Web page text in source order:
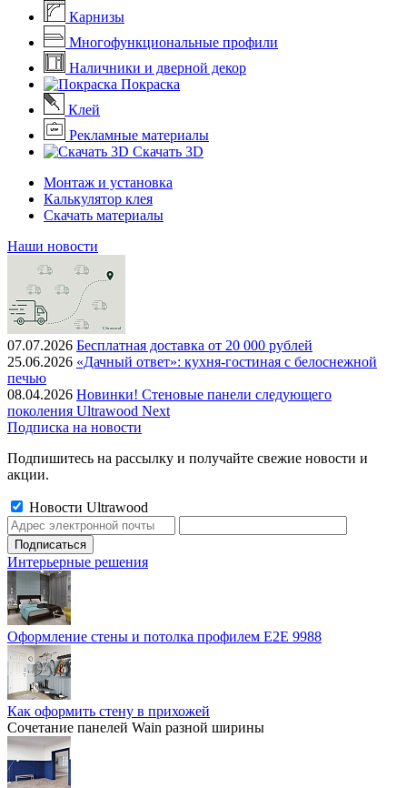
Карнизы
Многофункциональные профили
Наличники и дверной декор
Покраска
Клей
Рекламные материалы
Скачать 3D
Монтаж и установка
Калькулятор клея
Скачать материалы
Наши новости
07.07.2026 Бесплатная доставка от 20 000 рублей
25.06.2026 «Дачный ответ»: кухня-гостиная с белоснежной
печью
08.04.2026 Новинки! Стеновые панели следующего
поколения Ultrawood Next
Подписка на новости
Подпишитесь на рассылку и получайте свежие новости и
акции.
Новости Ultrawood
Интерьерные решения
Оформление стены и потолка профилем E2E 9988
Как оформить стену в прихожей
Сочетание панелей Wain разной ширины